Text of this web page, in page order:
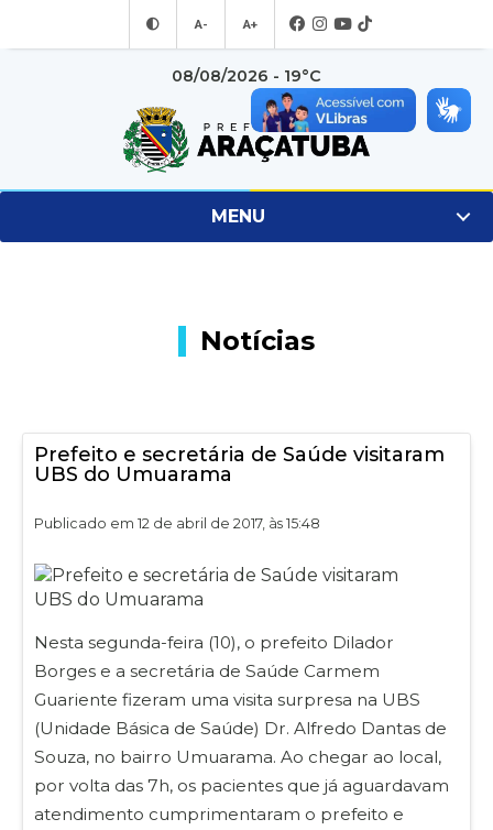
A- A+
08/08/2026 - 19°C
MENU
Notícias
Prefeito e secretária de Saúde visitaram
UBS do Umuarama
Publicado em 12 de abril de 2017, às 15:48
Nesta segunda-feira (10), o prefeito Dilador
Borges e a secretária de Saúde Carmem
Guariente fizeram uma visita surpresa na UBS
(Unidade Básica de Saúde) Dr. Alfredo Dantas de
Souza, no bairro Umuarama. Ao chegar ao local,
por volta das 7h, os pacientes que já aguardavam
atendimento cumprimentaram o prefeito e